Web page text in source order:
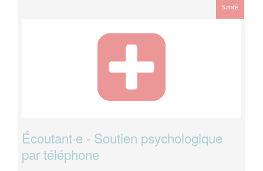
Santé
Écoutant·e - Soutien psychologique
par téléphone